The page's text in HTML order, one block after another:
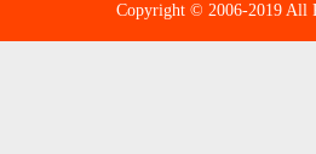
Copyright © 2006-2019 All